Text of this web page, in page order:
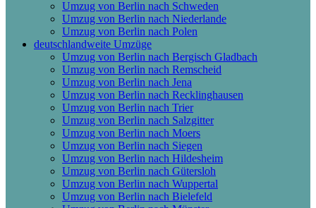
Umzug von Berlin nach Schweden
Umzug von Berlin nach Niederlande
Umzug von Berlin nach Polen
deutschlandweite Umzüge
Umzug von Berlin nach Bergisch Gladbach
Umzug von Berlin nach Remscheid
Umzug von Berlin nach Jena
Umzug von Berlin nach Recklinghausen
Umzug von Berlin nach Trier
Umzug von Berlin nach Salzgitter
Umzug von Berlin nach Moers
Umzug von Berlin nach Siegen
Umzug von Berlin nach Hildesheim
Umzug von Berlin nach Gütersloh
Umzug von Berlin nach Wuppertal
Umzug von Berlin nach Bielefeld